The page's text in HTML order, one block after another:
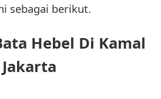
sebagai berikut.
Hebel Di Kamal
Jakarta